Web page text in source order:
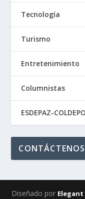
Tecnología
Turismo
Entretenimiento
Columnistas
ESDEPAZ-
CONTÁCTENOS
Diseñado por Elegant